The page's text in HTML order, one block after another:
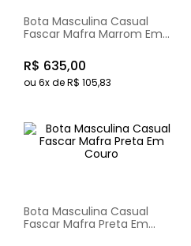
Bota Masculina Casual
Fascar Mafra Marrom Em
R$ 635,00
ou 6x deR$ 105,83
Bota Masculina Casual
Fascar Mafra Preta Em